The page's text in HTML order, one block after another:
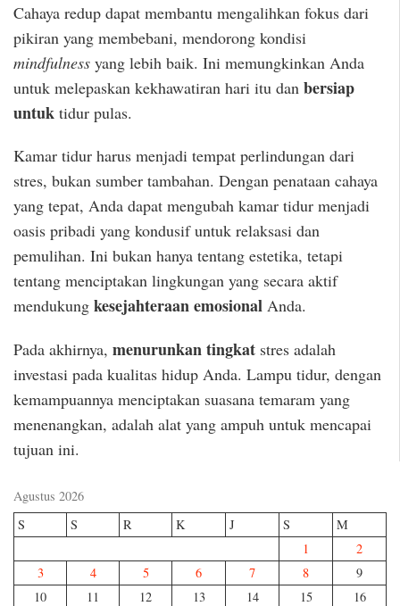
Cahaya redup dapat membantu mengalihkan fokus dari
pikiran yang membebani, mendorong kondisi
mindfulness yang lebih baik. Ini memungkinkan Anda
untuk melepaskan kekhawatiran hari itu dan bersiap
untuk tidur pulas.
Kamar tidur harus menjadi tempat perlindungan dari
stres, bukan sumber tambahan. Dengan penataan cahaya
yang tepat, Anda dapat mengubah kamar tidur menjadi
oasis pribadi yang kondusif untuk relaksasi dan
pemulihan. Ini bukan hanya tentang estetika, tetapi
tentang menciptakan lingkungan yang secara aktif
mendukung kesejahteraan emosional Anda.
Pada akhirnya, menurunkan tingkat stres adalah
investasi pada kualitas hidup Anda. Lampu tidur, dengan
kemampuannya menciptakan suasana temaram yang
menenangkan, adalah alat yang ampuh untuk mencapai
tujuan ini.
Agustus 2026
S
S R K J S
M
1
2
3
4 5 6 7 8
9
10
11 12 13 14 15
16